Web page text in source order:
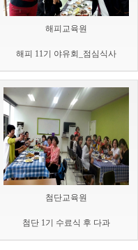
해피교육원
해피 11기 야유회_점심식사
첨단교육원
첨단 1기 수료식 후 다과